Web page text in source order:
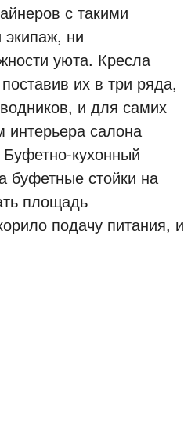
с такими
ни
уюта. Кресла
их в три ряда,
и для самих
салона
кухонный
буфетные стойки на
площадь
подачу питания, и